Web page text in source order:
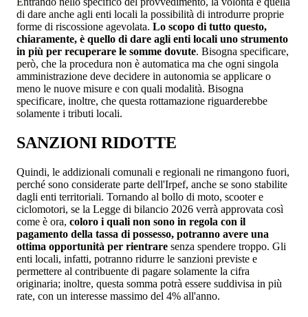
di dare anche agli enti locali la possibilità di introdurre proprie
forme di riscossione agevolata. Lo scopo di tutto questo,
chiaramente, è quello di dare agli enti locali uno strumento
in più per recuperare le somme dovute. Bisogna specificare,
però, che la procedura non è automatica ma che ogni singola
amministrazione deve decidere in autonomia se applicare o
meno le nuove misure e con quali modalità. Bisogna
specificare, inoltre, che questa rottamazione riguarderebbe
solamente i tributi locali.
SANZIONI RIDOTTE
Quindi, le addizionali comunali e regionali ne rimangono fuori,
perché sono considerate parte dell'Irpef, anche se sono stabilite
dagli enti territoriali. Tornando al bollo di moto, scooter e
ciclomotori, se la Legge di bilancio 2026 verrà approvata così
come è ora, coloro i quali non sono in regola con il
pagamento della tassa di possesso, potranno avere una
ottima opportunità per rientrare senza spendere troppo. Gli
enti locali, infatti, potranno ridurre le sanzioni previste e
permettere al contribuente di pagare solamente la cifra
originaria; inoltre, questa somma potrà essere suddivisa in più
rate, con un interesse massimo del 4% all'anno.